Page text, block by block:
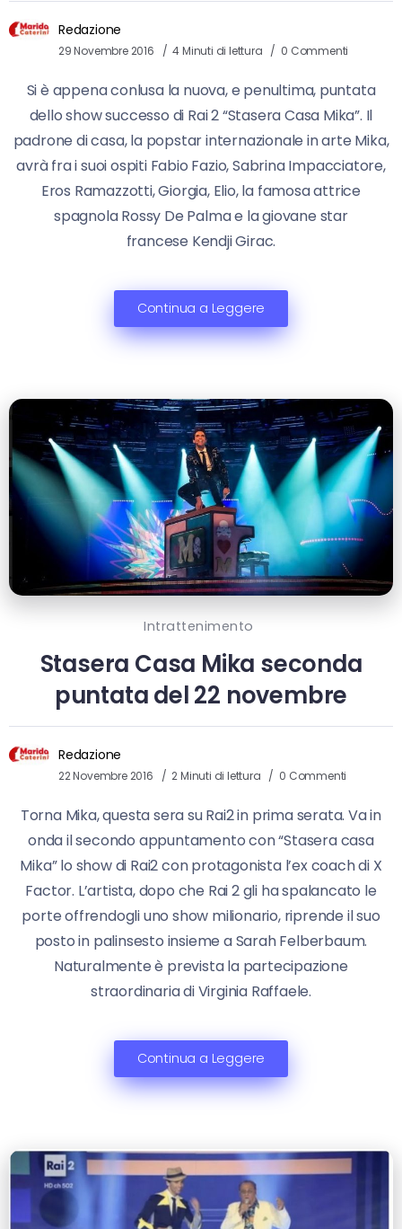
Redazione
29 Novembre 2016 4 Minuti di lettura 0 Commenti
Si è appena conlusa la nuova, e penultima, puntata
dello show successo di Rai 2 “Stasera Casa Mika”. Il
padrone di casa, la popstar internazionale in arte Mika,
avrà fra i suoi ospiti Fabio Fazio, Sabrina Impacciatore,
Eros Ramazzotti, Giorgia, Elio, la famosa attrice
spagnola Rossy De Palma e la giovane star
francese Kendji Girac.
Continua a Leggere
Intrattenimento
Stasera Casa Mika seconda
puntata del 22 novembre
Redazione
22 Novembre 2016 2 Minuti di lettura 0 Commenti
Torna Mika, questa sera su Rai2 in prima serata. Va in
onda il secondo appuntamento con “Stasera casa
Mika” lo show di Rai2 con protagonista l’ex coach di X
Factor. L’artista, dopo che Rai 2 gli ha spalancato le
porte offrendogli uno show milionario, riprende il suo
posto in palinsesto insieme a Sarah Felberbaum.
Naturalmente è prevista la partecipazione
straordinaria di Virginia Raffaele.
Continua a Leggere